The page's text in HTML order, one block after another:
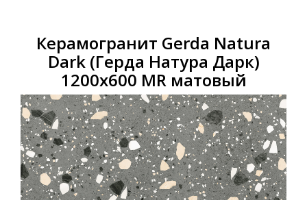
Керамогранит Gerda Natura
Dark (Герда Натура Дарк)
1200х600 MR матовый